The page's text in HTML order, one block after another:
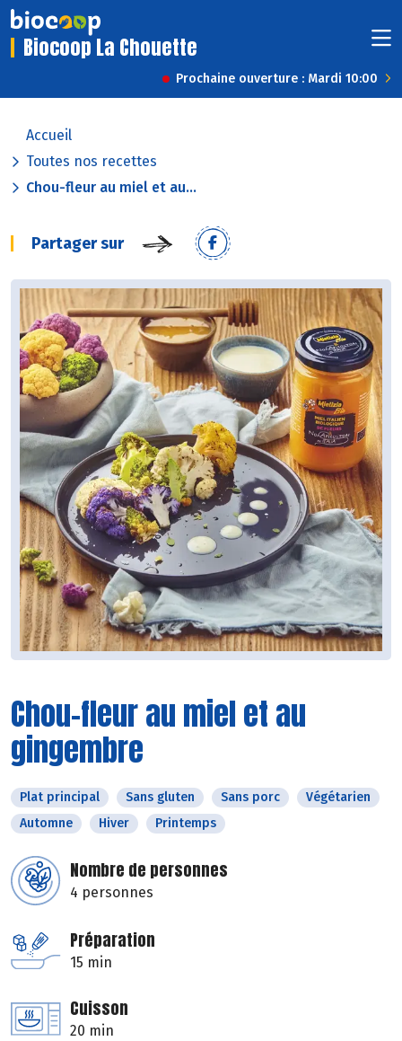
Biocoop La Chouette
Prochaine ouverture : Mardi 10:00
Accueil
Toutes nos recettes
Chou-fleur au miel et au...
Partager sur
Chou-fleur au miel et au
gingembre
Plat principal Sans gluten Sans porc
Végétarien
Automne
Hiver Printemps
Nombre de personnes
4 personnes
Préparation
15 min
Cuisson
20 min